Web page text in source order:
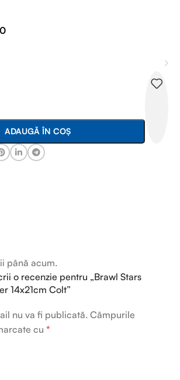
ADAUGĂ ÎN COȘ
până acum.
o recenzie pentru „Brawl Stars
14x21cm Colt”
nu va fi publicată. Câmpurile
cu *